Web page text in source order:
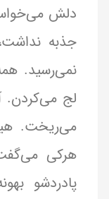
دلش
جذبه
نمی‌رسید.
لج می‌کردن.
می‌ریخت.
هرکی
پادردشو